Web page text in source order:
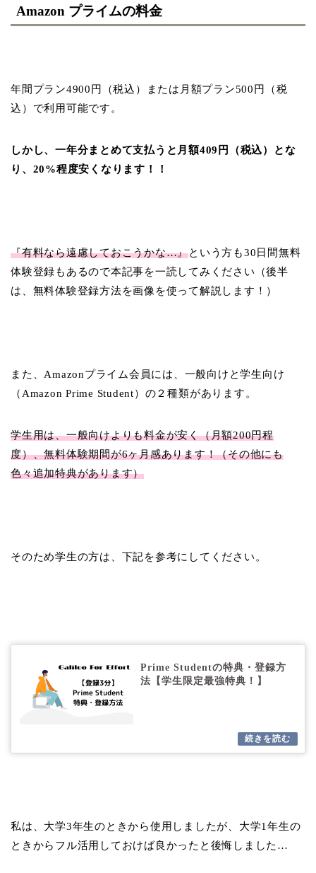
Amazon プライムの料金
年間プラン4900円（税込）または月額プラン500円（税
込）で利用可能です。
しかし、一年分まとめて支払うと月額409円（税込）とな
り、20%程度安くなります！！
『有料なら遠慮しておこうかな…』という方も30日間無料
体験登録もあるので本記事を一読してみください（後半
は、無料体験登録方法を画像を使って解説します！）
また、Amazonプライム会員には、一般向けと学生向け
（Amazon Prime Student）の２種類があります。
学生用は、一般向けよりも料金が安く（月額200円程
度）、無料体験期間が6ヶ月感あります！（その他にも
色々追加特典があります）
そのため学生の方は、下記を参考にしてください。
Prime Studentの特典・登録方
法【学生限定最強特典！】
私は、大学3年生のときから使用しましたが、大学1年生の
ときからフル活用しておけば良かったと後悔しました…